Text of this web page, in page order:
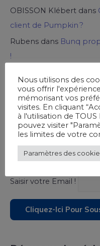
OBISSON Klébert dans
client de Pumpkin ?
Rubens dans Bunq
!
Ouvrez un
Souscrivez à
Saisir votre Email !
Nous utilisons des
vous offrir
mémorisant vos
visites. En cliquant
à l'utilisation de
pouvez visiter
les limites de votre
Paramètres des